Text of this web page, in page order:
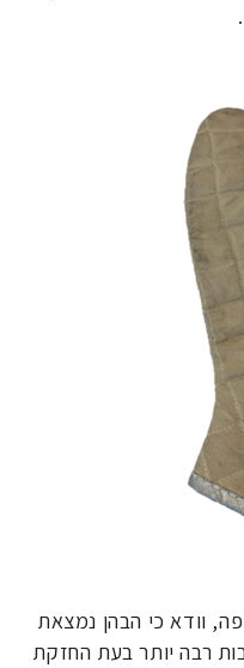
וודא כי הבהן נמצאת
רבה יותר בעת החזקת